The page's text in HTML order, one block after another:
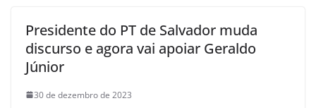
Presidente do PT de Salvador muda
discurso e agora vai apoiar Geraldo
Júnior
30 de dezembro de 2023